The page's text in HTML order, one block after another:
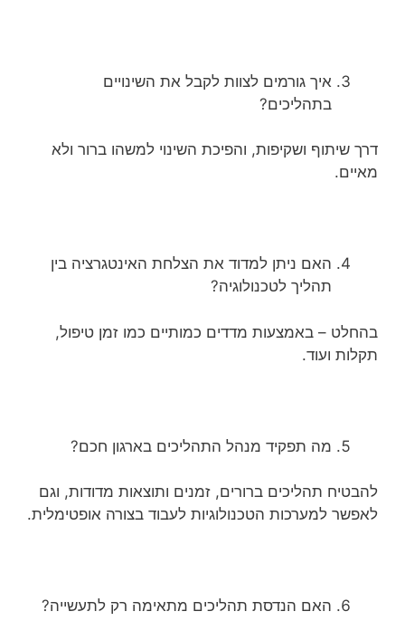
איך גורמים לצוות לקבל את השינויים
בתהליכים?
דרך שיתוף ושקיפות, והפיכת השינוי למשהו ברור ולא
מאיים.
האם ניתן למדוד את הצלחת האינטגרציה בין
תהליך לטכנולוגיה?
בהחלט – באמצעות מדדים כמותיים כמו זמן טיפול,
תקלות ועוד.
מה תפקיד מנהל התהליכים בארגון חכם?
להבטיח תהליכים ברורים, זמנים ותוצאות מדודות, וגם
לאפשר למערכות הטכנולוגיות לעבוד בצורה אופטימלית.
האם הנדסת תהליכים מתאימה רק לתעשייה?